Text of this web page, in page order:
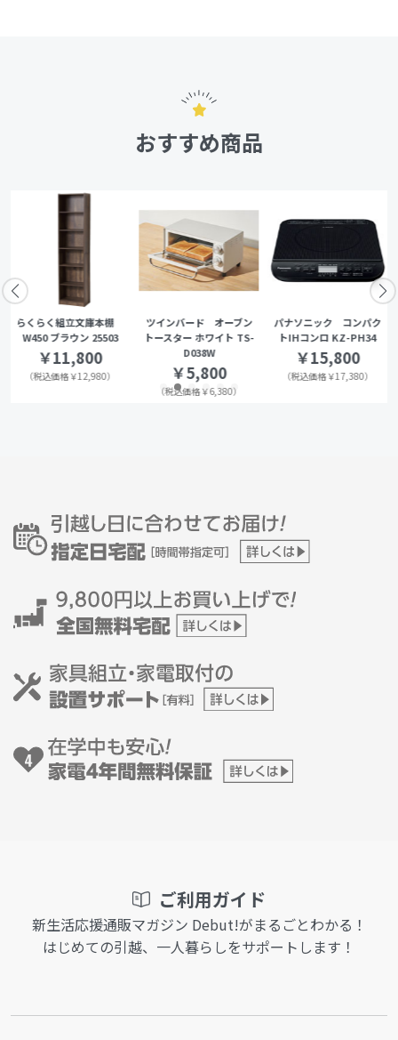
おすすめ商品
らくらく組立文庫本棚
W450 ブラウン 25503
￥11,800
（税込価格￥12,980）
ツインバード オーブン
トースター ホワイト TS-
D038W
￥5,800
（税込価格￥6,380）
パナソニック コンパク
トIHコンロ KZ-PH34
￥15,800
（税込価格￥17,380）
ご利用ガイド
新生活応援通販マガジン Debut!がまるごとわかる！
はじめての引越、一人暮らしをサポートします！